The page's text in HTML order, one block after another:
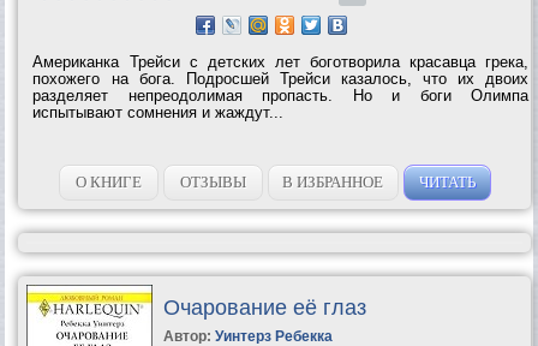
Американка Трейси с детских лет боготворила красавца грека,
похожего на бога. Подросшей Трейси казалось, что их двоих
разделяет непреодолимая пропасть. Но и боги Олимпа
испытывают сомнения и жаждут...
О КНИГЕ ОТЗЫВЫ В ИЗБРАННОЕ ЧИТАТЬ
Очарование её глаз
Автор: Уинтерз Ребекка